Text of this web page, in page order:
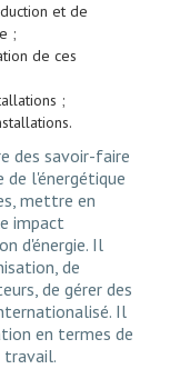
et de
;
de ces
;
des savoir-faire
de l'énergétique
mettre en
impact
d'énergie. Il
de
de gérer des
Il
en termes de
travail.